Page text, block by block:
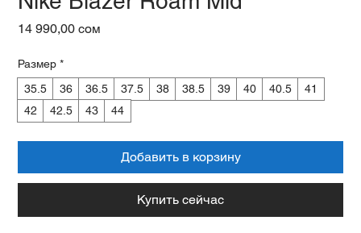
14 990,00 сом
Размер *
35.5
36 36.5 37.5 38 38.5 39 40 40.5
41
42
42.5 43 44
Добавить в корзину
Купить сейчас